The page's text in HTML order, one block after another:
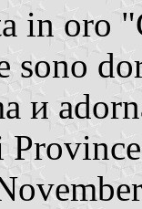
in
sono
и